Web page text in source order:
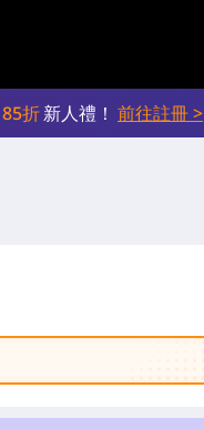
85折新人禮！ 前往註冊 >